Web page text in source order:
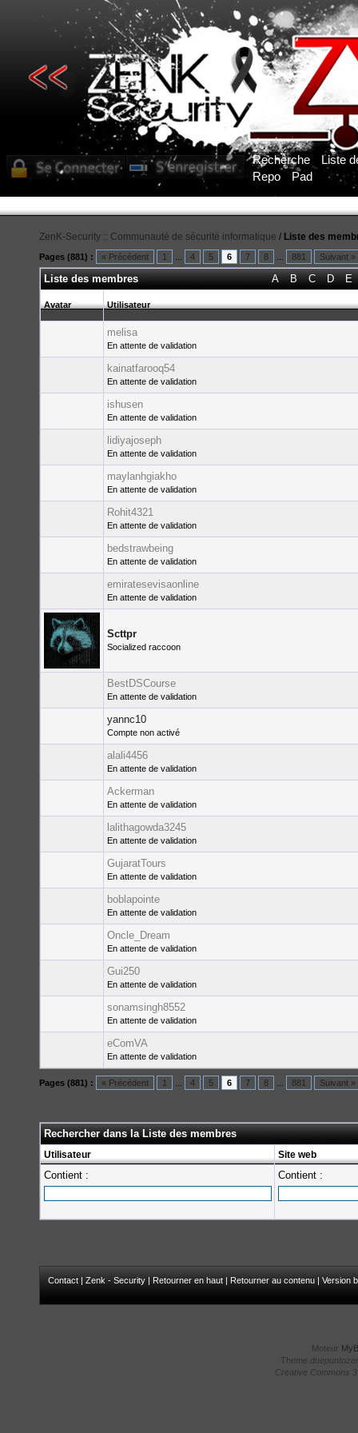
Recherche
Liste
Repo
Pad
ZenK-Security :: Communauté de sécurité informatique / Liste des
Pages (881) : « Précédent 1 4 5 6 7 8 881 Suivant »
A B C D E
Liste des membres
Avatar Utilisateur
melisa
En attente de validation
kainatfarooq54
En attente de validation
ishusen
En attente de validation
lidiyajoseph
En attente de validation
maylanhgiakho
En attente de validation
Rohit4321
En attente de validation
bedstrawbeing
En attente de validation
emiratesevisaonline
En attente de validation
Scttpr
Socialized raccoon
BestDSCourse
En attente de validation
yannc10
Compte non activé
alali4456
En attente de validation
Ackerman
En attente de validation
lalithagowda3245
En attente de validation
GujaratTours
En attente de validation
boblapointe
En attente de validation
Oncle_Dream
En attente de validation
Gui250
En attente de validation
sonamsingh8552
En attente de validation
eComVA
En attente de validation
Pages (881) : « Précédent 1 4 5 6 7 8 881 Suivant »
Rechercher dans la Liste des membres
Utilisateur Site web
Contient : Contient :
Contact | Zenk - Security | Retourner en haut | Retourner au contenu | Version
Moteur
Theme
Creative Commons